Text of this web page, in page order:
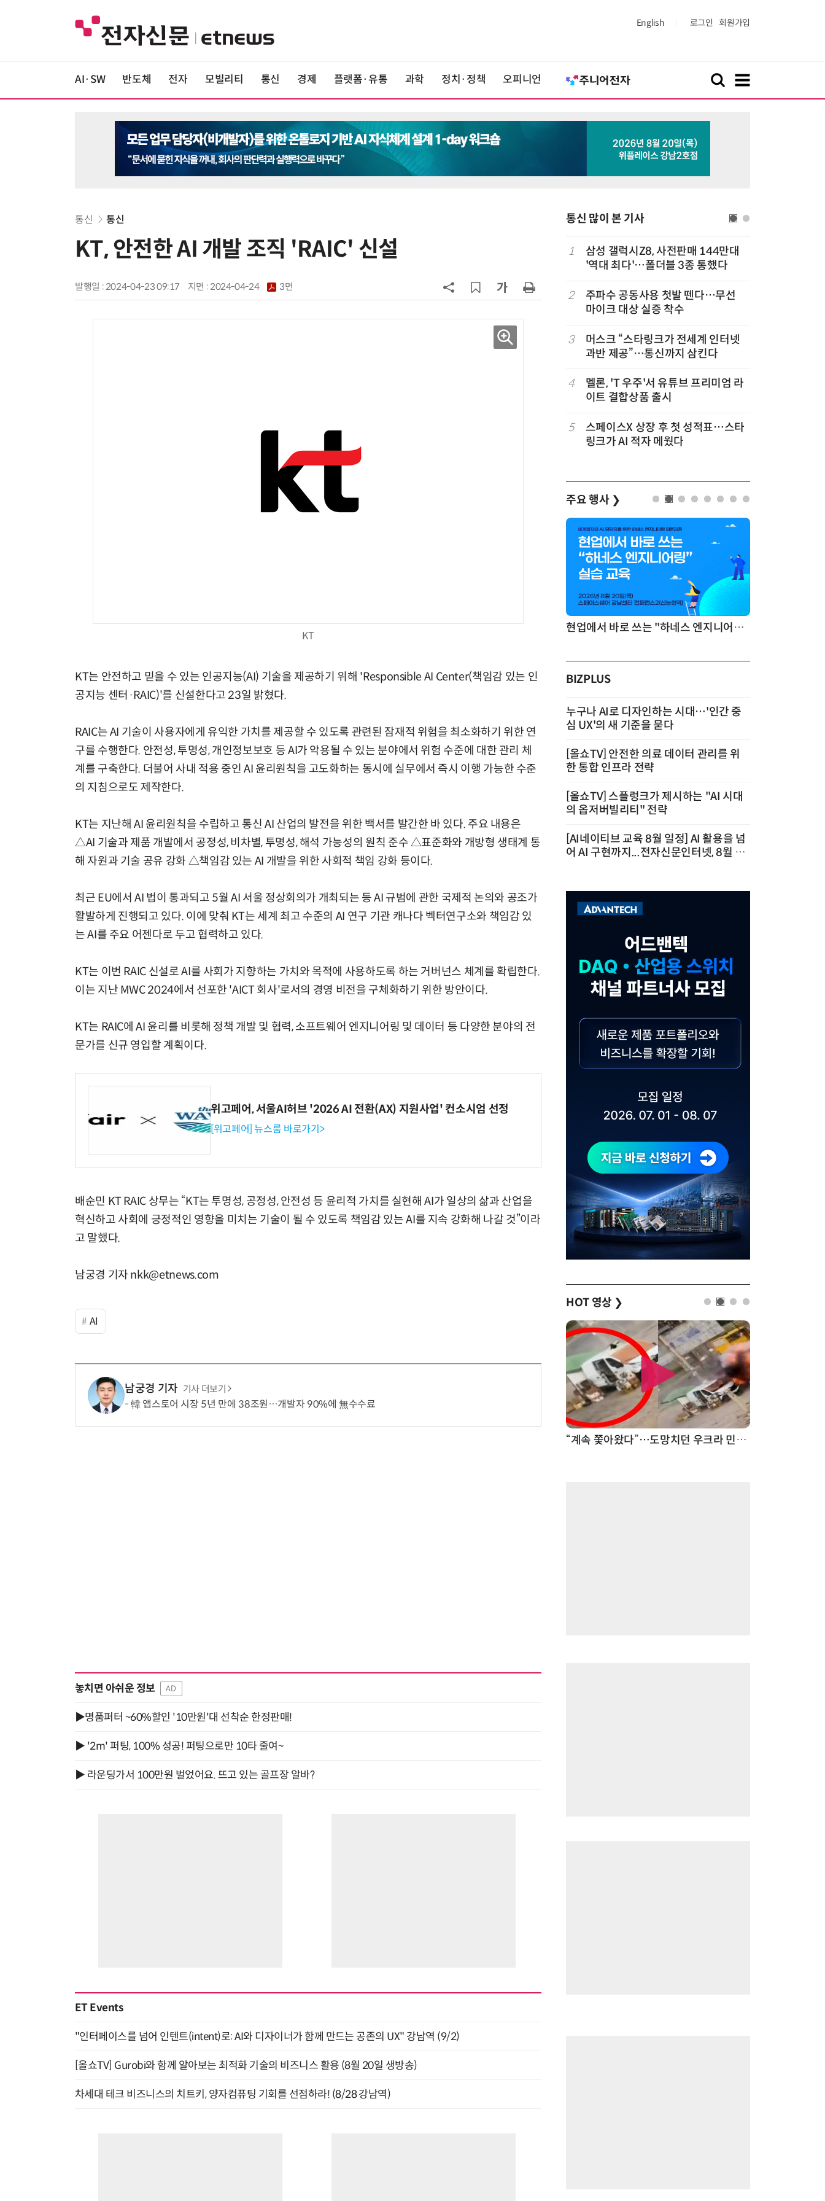
English 로그인 회원가입
AI·SW 반도체 전자 모빌리티 통신 경제 플랫폼·유통 과학 정치·정책 오피니언
통신 통신
KT, 안전한 AI 개발 조직 'RAIC' 신설
발행일 : 2024-04-23 09:17 지면 :2024-04-24 3면
KT
KT는 안전하고 믿을 수 있는 인공지능(AI) 기술을 제공하기 위해 'Responsible AI Center(책임감 있는 인
공지능 센터·RAIC)'를 신설한다고 23일 밝혔다.
RAIC는 AI 기술이 사용자에게 유익한 가치를 제공할 수 있도록 관련된 잠재적 위험을 최소화하기 위한 연
구를 수행한다. 안전성, 투명성, 개인정보보호 등 AI가 악용될 수 있는 분야에서 위험 수준에 대한 관리 체
계를 구축한다. 더불어 사내 적용 중인 AI 윤리원칙을 고도화하는 동시에 실무에서 즉시 이행 가능한 수준
의 지침으로도 제작한다.
KT는 지난해 AI 윤리원칙을 수립하고 통신 AI 산업의 발전을 위한 백서를 발간한 바 있다. 주요 내용은
△AI 기술과 제품 개발에서 공정성, 비차별, 투명성, 해석 가능성의 원칙 준수 △표준화와 개방형 생태계 통
해 자원과 기술 공유 강화 △책임감 있는 AI 개발을 위한 사회적 책임 강화 등이다.
최근 EU에서 AI 법이 통과되고 5월 AI 서울 정상회의가 개최되는 등 AI 규범에 관한 국제적 논의와 공조가
활발하게 진행되고 있다. 이에 맞춰 KT는 세계 최고 수준의 AI 연구 기관 캐나다 벡터연구소와 책임감 있
는 AI를 주요 어젠다로 두고 협력하고 있다.
KT는 이번 RAIC 신설로 AI를 사회가 지향하는 가치와 목적에 사용하도록 하는 거버넌스 체계를 확립한다.
이는 지난 MWC 2024에서 선포한 'AICT 회사'로서의 경영 비전을 구체화하기 위한 방안이다.
KT는 RAIC에 AI 윤리를 비롯해 정책 개발 및 협력, 소프트웨어 엔지니어링 및 데이터 등 다양한 분야의 전
문가를 신규 영입할 계획이다.
위고페어, 서울AI허브 '2026 AI 전환(AX) 지원사업' 컨소시엄 선정
[위고페어] 뉴스룸 바로가기>
배순민 KT RAIC 상무는 “KT는 투명성, 공정성, 안전성 등 윤리적 가치를 실현해 AI가 일상의 삶과 산업을
혁신하고 사회에 긍정적인 영향을 미치는 기술이 될 수 있도록 책임감 있는 AI를 지속 강화해 나갈 것”이라
고 말했다.
남궁경 기자 nkk@etnews.com
AI
남궁경 기자 기사 더보기
韓 앱스토어 시장 5년 만에 38조원…개발자 90%에 無수수료
놓치면 아쉬운 정보 AD
▶명품퍼터 ~60%할인 '10만원'대 선착순 한정판매!
▶ '2m' 퍼팅, 100% 성공! 퍼팅으로만 10타 줄여~
▶ 라운딩가서 100만원 벌었어요. 뜨고 있는 골프장 알바?
ET Events
"인터페이스를 넘어 인텐트(intent)로: AI와 디자이너가 함께 만드는 공존의 UX" 강남역 (9/2)
[올쇼TV] Gurobi와 함께 알아보는 최적화 기술의 비즈니스 활용 (8월 20일 생방송)
차세대 테크 비즈니스의 치트키, 양자컴퓨팅 기회를 선점하라! (8/28 강남역)
통신 많이 본 기사
6 K위성망 2035년까지 512기 띄운다
뉴스는 그냥 써도 된다?…법원, 방송
중고폰 안심 인증 50곳 돌파…고객
불안 줄였지만 '홍보 부족' 과제
1
삼성 갤럭시Z8, 사전판매 144만대
'역대 최다'…폴더블 3종 통했다
2
주파수 공동사용 첫발 뗀다…무선
마이크 대상 실증 착수
3
머스크 “스타링크가 전세계 인터넷
과반 제공”…통신까지 삼킨다
4
멜론, 'T 우주'서 유튜브 프리미엄 라
이트 결합상품 출시
5
스페이스X 상장 후 첫 성적표…스타
링크가 AI 적자 메웠다
주요 행사 ❯
양자컴퓨팅 비즈니스·기술 입문 1-Day 워크샵 - 큐비트·양자 알고리듬·Qiskit 실습으로 이해하는 차세대 현업에서 바로 쓰는 "하네스 엔지니어링" 실습 교육
BIZPLUS
누구나 AI로 디자인하는 시대…'인간 중
심 UX'의 새 기준을 묻다
[올쇼TV] 안전한 의료 데이터 관리를 위
한 통합 인프라 전략
[올쇼TV] 스플렁크가 제시하는 "AI 시대
의 옵저버빌리티" 전략
[AI네이티브 교육 8월 일정] AI 활용을 넘
어 AI 구현까지...전자신문인터넷, 8월 실
HOT 영상 ❯
“계속 쫓아왔다”…도망치던 우크라 민간인 공격한 러 자폭 드론